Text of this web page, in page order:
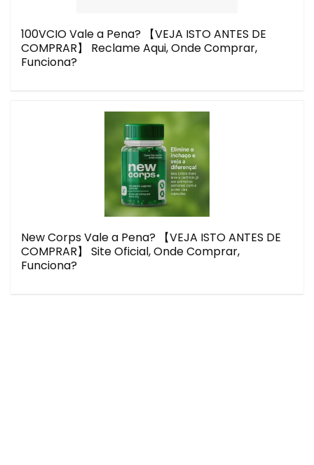
100VCIO Vale a Pena? 【VEJA ISTO ANTES DE
COMPRAR】 Reclame Aqui, Onde Comprar,
Funciona?
New Corps Vale a Pena? 【VEJA ISTO ANTES DE
COMPRAR】 Site Oficial, Onde Comprar,
Funciona?